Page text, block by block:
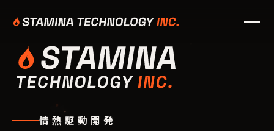
情熱駆動開発